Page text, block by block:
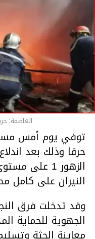
العاصمة:
حرقا وذلك بعد
الزهور 1
النيران على كامل
وقد تدخلت فرق
الجهوية للحماية
معاينة الجثة